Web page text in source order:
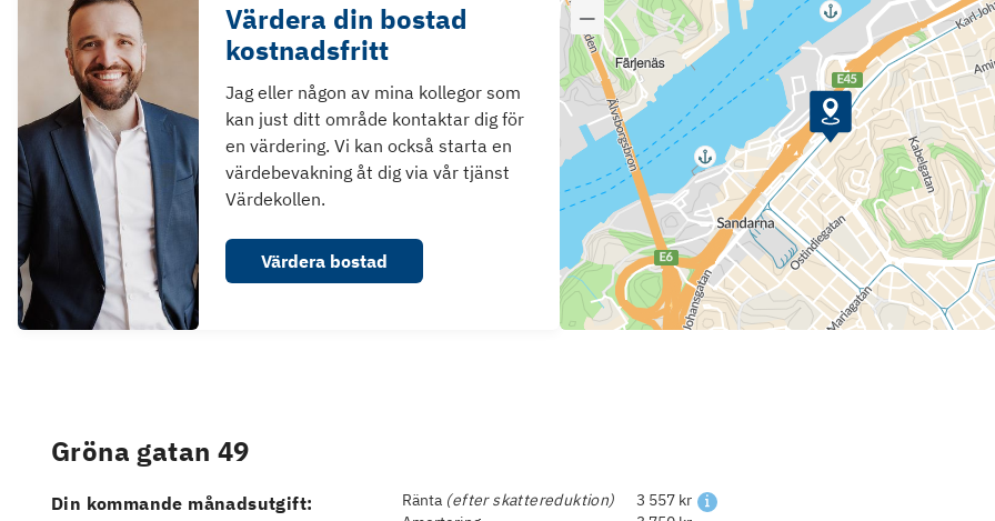
Värdera din bostad
kostnadsfritt
Jag eller någon av mina kollegor som
kan just ditt område kontaktar dig för
en värdering. Vi kan också starta en
värdebevakning åt dig via vår tjänst
Värdekollen.
Värdera bostad
Gröna gatan 49
Din kommande månadsutgift: Ränta (efter skattereduktion)
3 557 kr